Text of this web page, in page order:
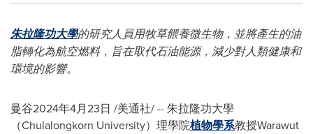
朱拉隆功大學的研究人員用牧草餵養微生物，並將產生的油
脂轉化為航空燃料，旨在取代石油能源，減少對人類健康和
環境的影響。
曼谷2024年4月23日 /美通社/ -- 朱拉隆功大學
（Chulalongkorn University）理學院植物學系教授Warawut